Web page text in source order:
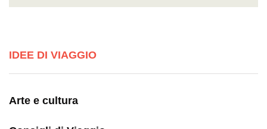
IDEE DI VIAGGIO
Arte e cultura